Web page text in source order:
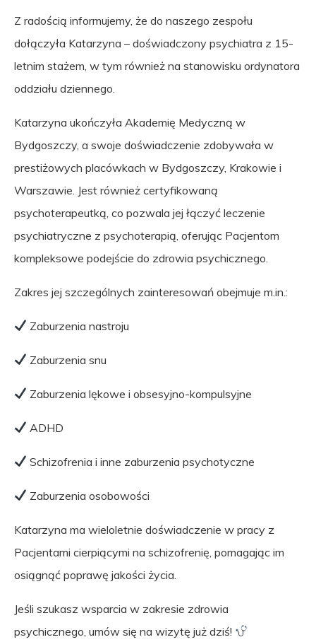
Z radością informujemy, że do naszego zespołu
dołączyła Katarzyna – doświadczony psychiatra z 15-
letnim stażem, w tym również na stanowisku ordynatora
oddziału dziennego.
Katarzyna ukończyła Akademię Medyczną w
Bydgoszczy, a swoje doświadczenie zdobywała w
prestiżowych placówkach w Bydgoszczy, Krakowie i
Warszawie. Jest również certyfikowaną
psychoterapeutką, co pozwala jej łączyć leczenie
psychiatryczne z psychoterapią, oferując Pacjentom
kompleksowe podejście do zdrowia psychicznego.
Zakres jej szczególnych zainteresowań obejmuje m.in.:
Zaburzenia nastroju
Zaburzenia snu
Zaburzenia lękowe i obsesyjno-kompulsyjne
ADHD
Schizofrenia i inne zaburzenia psychotyczne
Zaburzenia osobowości
Katarzyna ma wieloletnie doświadczenie w pracy z
Pacjentami cierpiącymi na schizofrenię, pomagając im
osiągnąć poprawę jakości życia.
Jeśli szukasz wsparcia w zakresie zdrowia
psychicznego, umów się na wizytę już dziś!